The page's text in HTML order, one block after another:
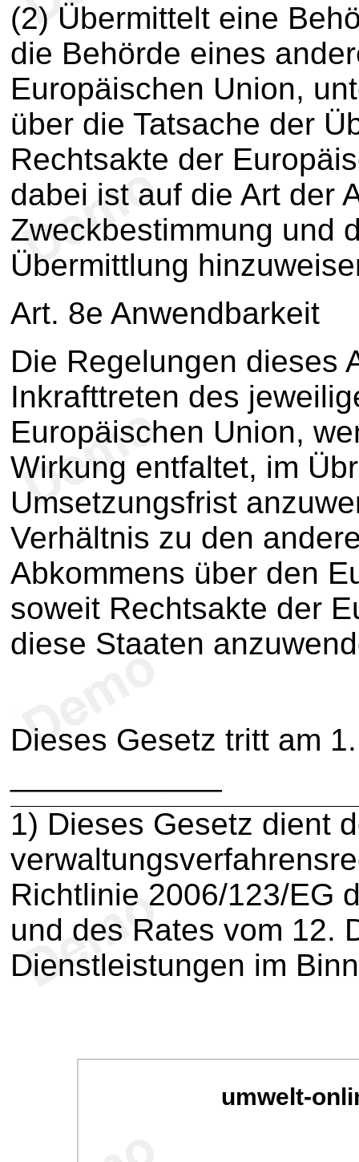
(2) Übermittelt eine
die Behörde eines
Europäischen Union,
über die Tatsache der
Rechtsakte der
dabei ist auf die Art der
Zweckbestimmung und
Übermittlung
Art. 8e Anwendbarkeit
Die Regelungen dieses
Inkrafttreten des
Europäischen Union,
Wirkung entfaltet, im
Umsetzungsfrist
Verhältnis zu den
Abkommens über den
soweit Rechtsakte der
diese Staaten
Dieses Gesetz tritt am
1) Dieses Gesetz dient
Richtlinie 2006/123/EG
und des Rates vom 12.
Dienstleistungen im
umwelt-